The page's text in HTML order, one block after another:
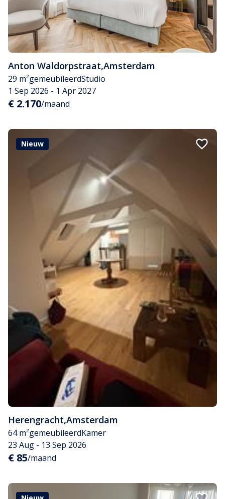
Anton Waldorpstraat,Amsterdam
29 m²gemeubileerdStudio
1 Sep 2026 - 1 Apr 2027
€ 2.170/maand
Nieuw
Herengracht,Amsterdam
64 m²gemeubileerdKamer
23 Aug - 13 Sep 2026
€ 85/maand